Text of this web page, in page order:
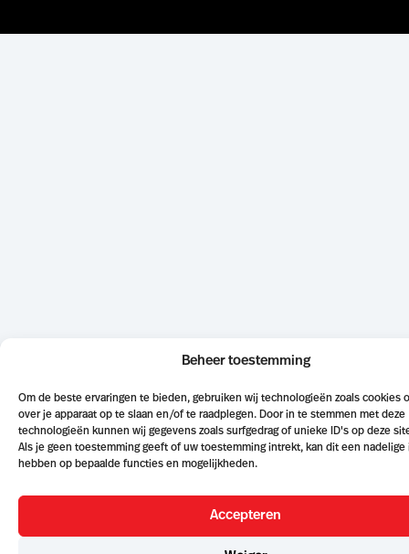
Beheer toestemming
Om de beste ervaringen te bieden, gebruiken wij technologieën zoals cookies
over je apparaat op te slaan en/of te raadplegen. Door in te stemmen met deze
technologieën kunnen wij gegevens zoals surfgedrag of unieke ID's op deze
Als je geen toestemming geeft of uw toestemming intrekt, kan dit een nadelige
hebben op bepaalde functies en mogelijkheden.
Accepteren